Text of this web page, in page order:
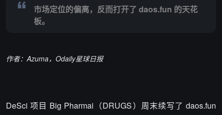
市场定位的偏离，反而打开了 daos.fun 的天花
板。
作者：Azuma，Odaily星球日报
DeSci 项目 Big Pharmai（DRUGS）周末续写了 daos.fun